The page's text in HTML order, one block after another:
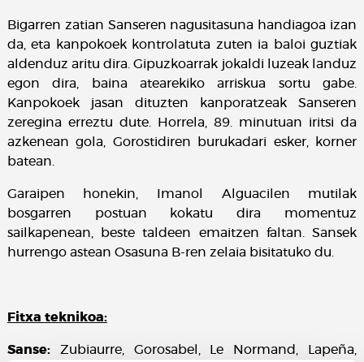
Bigarren zatian Sanseren nagusitasuna handiagoa izan
da, eta kanpokoek kontrolatuta zuten ia baloi guztiak
aldenduz aritu dira. Gipuzkoarrak jokaldi luzeak landuz
egon dira, baina atearekiko arriskua sortu gabe.
Kanpokoek jasan dituzten kanporatzeak Sanseren
zeregina erreztu dute. Horrela, 89. minutuan iritsi da
azkenean gola, Gorostidiren burukadari esker, korner
batean.
Garaipen honekin, Imanol Alguacilen mutilak
bosgarren postuan kokatu dira momentuz
sailkapenean, beste taldeen emaitzen faltan. Sansek
hurrengo astean Osasuna B-ren zelaia bisitatuko du.
Fitxa teknikoa:
Sanse: Zubiaurre, Gorosabel, Le Normand, Lapeña,